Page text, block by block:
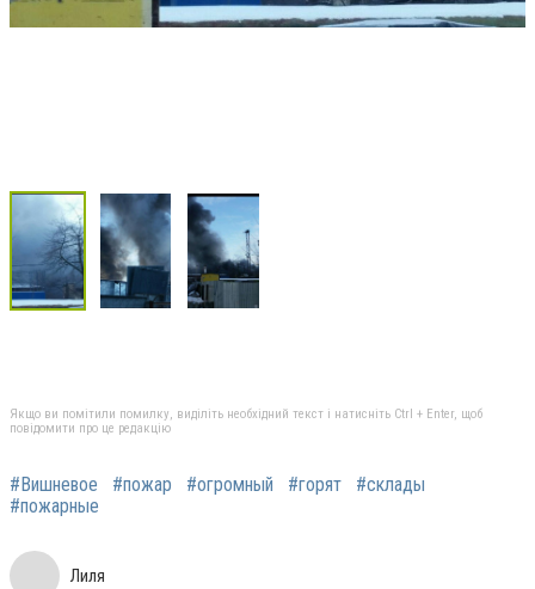
Якщо ви помітили помилку, виділіть необхідний текст і натисніть Ctrl + Enter, щоб
повідомити про це редакцію
#Вишневое #пожар #огромный #горят
#склады
#пожарные
Лиля